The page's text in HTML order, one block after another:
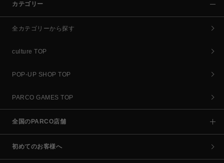
カテゴリー
全カテゴリーから探す
culture TOP
POP-UP SHOP TOP
PARCO GAMES TOP
全国のPARCO店舗
初めてのお客様へ